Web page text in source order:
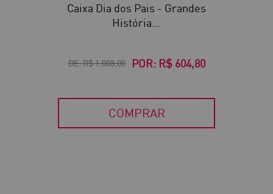
Caixa Dia dos Pais - Grandes
História...
DE:R$ 1.008,00 POR: R$ 604,80
COMPRAR